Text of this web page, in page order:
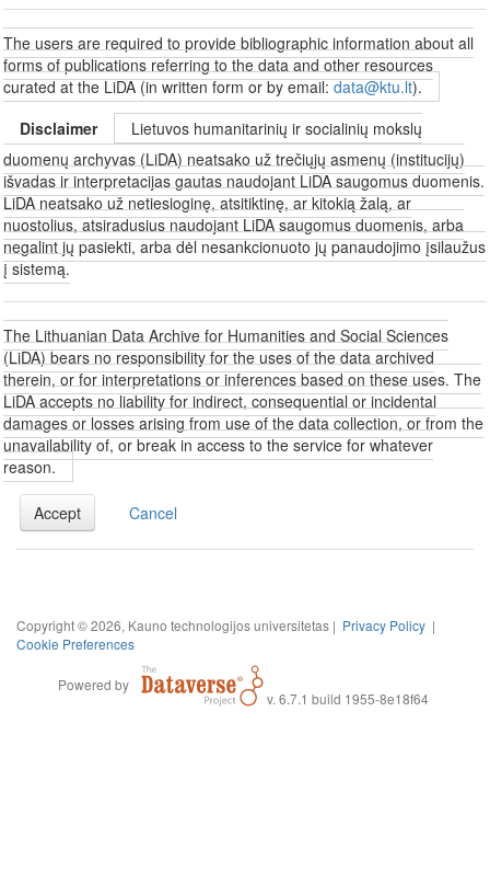
The users are required to provide bibliographic information about all
forms of publications referring to the data and other resources
curated at the LiDA (in written form or by email:data@ktu.lt).
Disclaimer
Lietuvos humanitarinių ir socialinių mokslų
duomenų archyvas (LiDA) neatsako už trečiųjų asmenų (institucijų)
išvadas ir interpretacijas gautas naudojant LiDA saugomus duomenis.
LiDA neatsako už netiesioginę, atsitiktinę, ar kitokią žalą, ar
nuostolius, atsiradusius naudojant LiDA saugomus duomenis, arba
negalint jų pasiekti, arba dėl nesankcionuoto jų panaudojimo įsilaužus
į sistemą.
The Lithuanian Data Archive for Humanities and Social Sciences
(LiDA) bears no responsibility for the uses of the data archived
therein, or for interpretations or inferences based on these uses. The
LiDA accepts no liability for indirect, consequential or incidental
damages or losses arising from use of the data collection, or from the
unavailability of, or break in access to the service for whatever
reason.
Accept Cancel
Copyright © 2026, Kauno technologijos universitetas | Privacy Policy |
Cookie Preferences
Powered by
v. 6.7.1 build 1955-8e18f64